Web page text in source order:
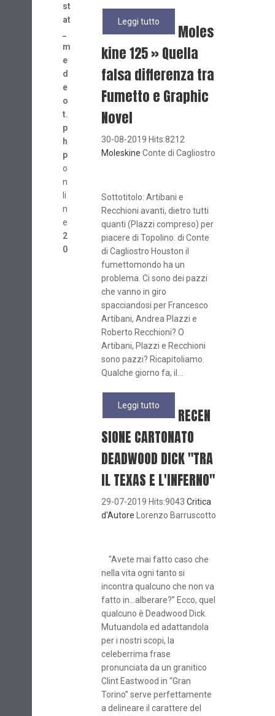
Leggi tutto
Moles
kine 125 » Quella
falsa differenza tra
Fumetto e Graphic
Novel
30-08-2019 Hits:8212
Moleskine Conte di Cagliostro
Sottotitolo: Artibani e
Recchioni avanti, dietro tutti
quanti (Plazzi compreso) per
piacere di Topolino. di Conte
di Cagliostro Houston il
fumettomondo ha un
problema. Ci sono dei pazzi
che vanno in giro
spacciandosi per Francesco
Artibani, Andrea Plazzi e
Roberto Recchioni? O
Artibani, Plazzi e Recchioni
sono pazzi? Ricapitoliamo.
Qualche giorno fa, il...
Leggi tutto
RECEN
SIONE CARTONATO
DEADWOOD DICK "TRA
IL TEXAS E L'INFERNO"
29-07-2019 Hits:9043Critica
d'Autore Lorenzo Barruscotto
"Avete mai fatto caso che
nella vita ogni tanto si
incontra qualcuno che non va
fatto in…alberare?” Ecco, quel
qualcuno è Deadwood Dick.
Mutuandola ed adattandola
per i nostri scopi, la
celeberrima frase
pronunciata da un granitico
Clint Eastwood in “Gran
Torino” serve perfettamente
a delineare il carattere del
st
at
m
e
d
e
o
t.
p
h
p
o
n
li
n
e
2
0